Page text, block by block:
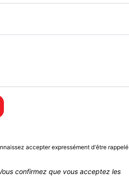
accepter expressément d'être rappelé
confirmez que vous acceptez les